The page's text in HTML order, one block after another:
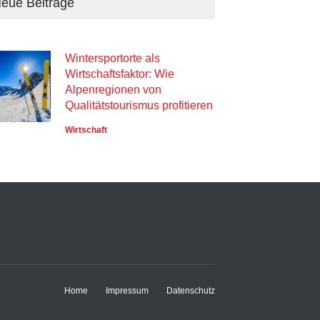
Wintersportorte als
Wirtschaftsfaktor: Wie
Alpenregionen von
Qualitätstourismus profitieren
Wirtschaft
Home Impressum Datenschutz